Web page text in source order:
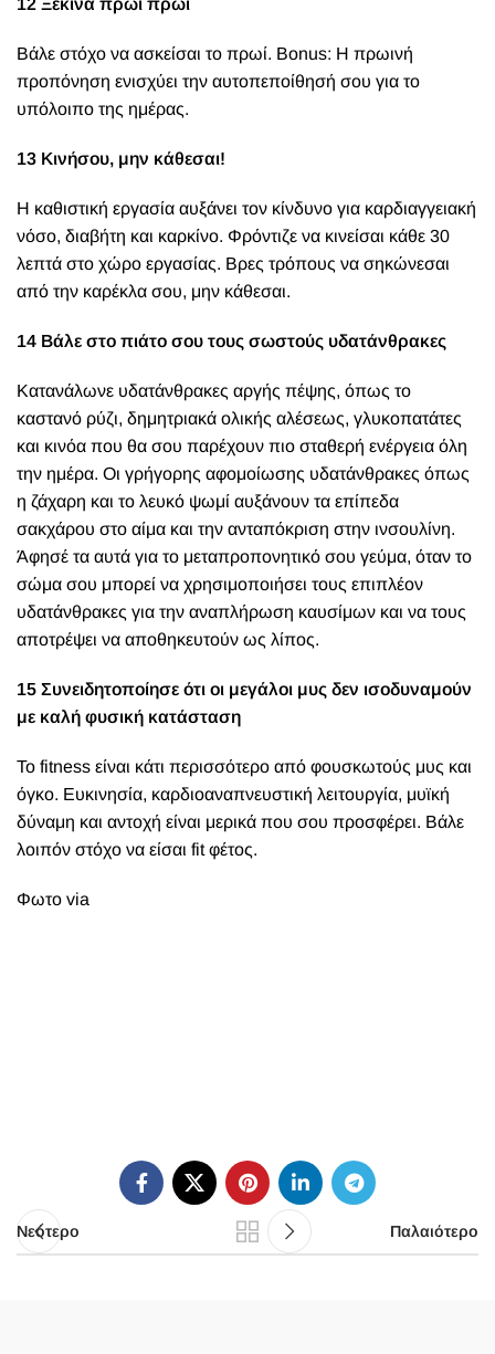
12 Ξεκίνα πρωί πρωί
Βάλε στόχο να ασκείσαι το πρωί. Bonus: Η πρωινή
προπόνηση ενισχύει την αυτοπεποίθησή σου για το
υπόλοιπο της ημέρας.
13 Κινήσου, μην κάθεσαι!
Η καθιστική εργασία αυξάνει τον κίνδυνο για καρδιαγγειακή
νόσο, διαβήτη και καρκίνο. Φρόντιζε να κινείσαι κάθε 30
λεπτά στο χώρο εργασίας. Βρες τρόπους να σηκώνεσαι
από την καρέκλα σου, μην κάθεσαι.
14 Βάλε στο πιάτο σου τους σωστούς υδατάνθρακες
Κατανάλωνε υδατάνθρακες αργής πέψης, όπως το
καστανό ρύζι, δημητριακά ολικής αλέσεως, γλυκοπατάτες
και κινόα που θα σου παρέχουν πιο σταθερή ενέργεια όλη
την ημέρα. Οι γρήγορης αφομοίωσης υδατάνθρακες όπως
η ζάχαρη και το λευκό ψωμί αυξάνουν τα επίπεδα
σακχάρου στο αίμα και την ανταπόκριση στην ινσουλίνη.
Άφησέ τα αυτά για το μεταπροπονητικό σου γεύμα, όταν το
σώμα σου μπορεί να χρησιμοποιήσει τους επιπλέον
υδατάνθρακες για την αναπλήρωση καυσίμων και να τους
αποτρέψει να αποθηκευτούν ως λίπος.
15 Συνειδητοποίησε ότι οι μεγάλοι μυς δεν ισοδυναμούν
με καλή φυσική κατάσταση
Το fitness είναι κάτι περισσότερο από φουσκωτούς μυς και
όγκο. Ευκινησία, καρδιοαναπνευστική λειτουργία, μυϊκή
δύναμη και αντοχή είναι μερικά που σου προσφέρει. Βάλε
λοιπόν στόχο να είσαι fitφέτος.
Φωτο via
Νεότερο Παλαιότερο